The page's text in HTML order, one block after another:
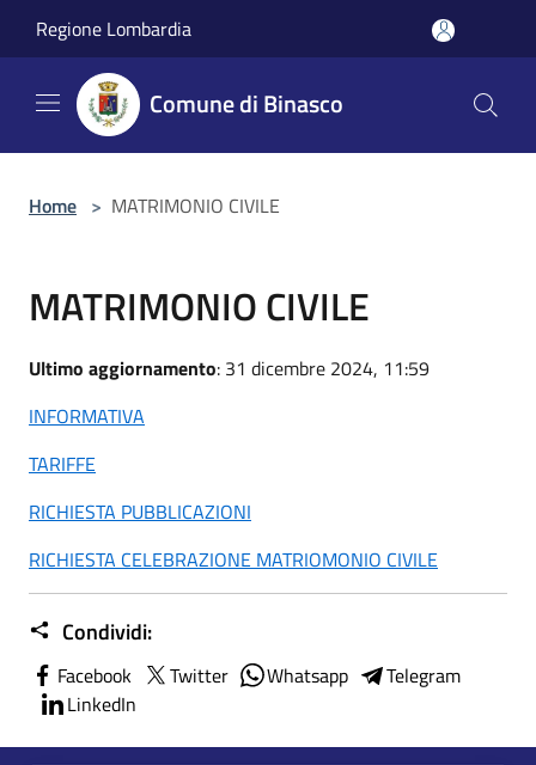
Regione Lombardia
Comune di Binasco
Home > MATRIMONIO CIVILE
MATRIMONIO CIVILE
Ultimo aggiornamento: 31 dicembre 2024, 11:59
INFORMATIVA
TARIFFE
RICHIESTA PUBBLICAZIONI
RICHIESTA CELEBRAZIONE MATRIOMONIO CIVILE
Condividi:
Facebook Twitter Whatsapp
Telegram
LinkedIn